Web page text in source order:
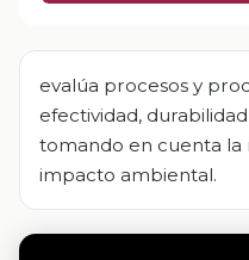
evalúa procesos y
efectividad,
tomando en cuenta la
impacto ambiental.